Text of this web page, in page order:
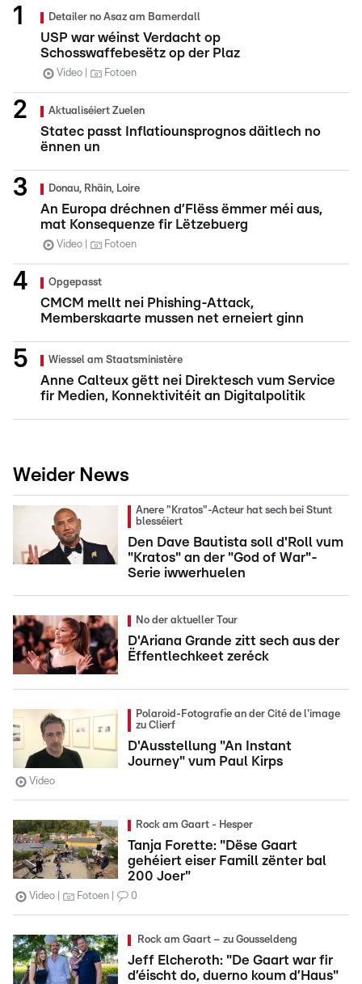
Detailer no Asaz am Bamerdall
USP war wéinst Verdacht op
Schosswaffebesëtz op der Plaz
Video Fotoen
Aktualiséiert Zuelen
Statec passt Inflatiounsprognos däitlech no
ënnen un
Donau, Rhäin, Loire
An Europa dréchnen d’Flëss ëmmer méi aus,
mat Konsequenze fir Lëtzebuerg
Video Fotoen
Opgepasst
CMCM mellt nei Phishing-Attack,
Memberskaarte mussen net erneiert ginn
Wiessel am Staatsministère
Anne Calteux gëtt nei Direktesch vum Service
fir Medien, Konnektivitéit an Digitalpolitik
Weider News
Anere "Kratos"-Acteur hat sech bei Stunt
blesséiert
Den Dave Bautista soll d'Roll vum
"Kratos" an der "God of War"-
Serie iwwerhuelen
No der aktueller Tour
D'Ariana Grande zitt sech aus der
Ëffentlechkeet zeréck
Polaroid-Fotografie an der Cité de l'image
zu Clierf
D'Ausstellung "An Instant
Journey" vum Paul Kirps
Video
Rock am Gaart - Hesper
Tanja Forette: "Dëse Gaart
gehéiert eiser Famill zënter bal
200 Joer"
Video Fotoen 0
Rock am Gaart – zu Gousseldeng
Jeff Elcheroth: "De Gaart war fir
d’éischt do, duerno koum d’Haus"